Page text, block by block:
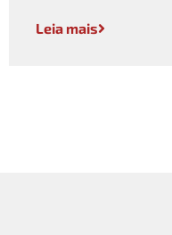
Leia mais